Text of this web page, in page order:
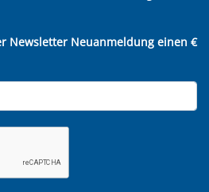
Newsletter Neuanmeldung einen €